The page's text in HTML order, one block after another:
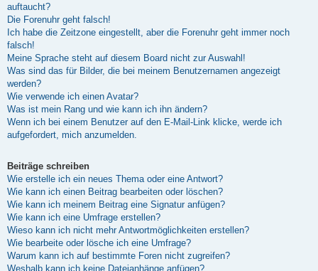
auftaucht?
Die Forenuhr geht falsch!
Ich habe die Zeitzone eingestellt, aber die Forenuhr geht immer noch
falsch!
Meine Sprache steht auf diesem Board nicht zur Auswahl!
Was sind das für Bilder, die bei meinem Benutzernamen angezeigt
werden?
Wie verwende ich einen Avatar?
Was ist mein Rang und wie kann ich ihn ändern?
Wenn ich bei einem Benutzer auf den E-Mail-Link klicke, werde ich
aufgefordert, mich anzumelden.
Beiträge schreiben
Wie erstelle ich ein neues Thema oder eine Antwort?
Wie kann ich einen Beitrag bearbeiten oder löschen?
Wie kann ich meinem Beitrag eine Signatur anfügen?
Wie kann ich eine Umfrage erstellen?
Wieso kann ich nicht mehr Antwortmöglichkeiten erstellen?
Wie bearbeite oder lösche ich eine Umfrage?
Warum kann ich auf bestimmte Foren nicht zugreifen?
Weshalb kann ich keine Dateianhänge anfügen?